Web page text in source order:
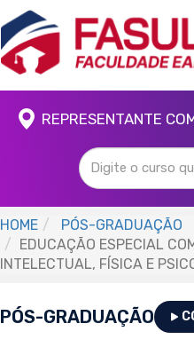
REPRESENTANTE
HOME
PÓS-GRADUAÇÃO
EDUCAÇÃO ESPECIAL
INTELECTUAL, FÍSICA E
PÓS-GRADUAÇÃO